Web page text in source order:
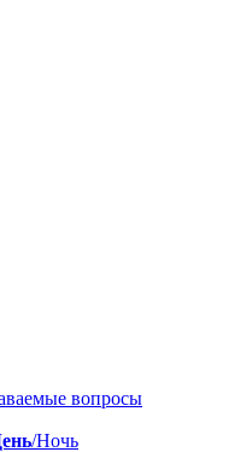
вопросы
/Ночь